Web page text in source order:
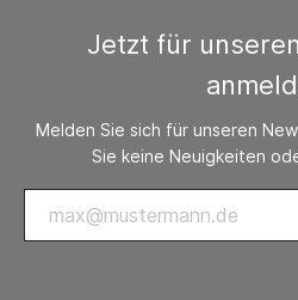
Jetzt für
Melden Sie sich für unseren
Sie keine Neuigkeiten